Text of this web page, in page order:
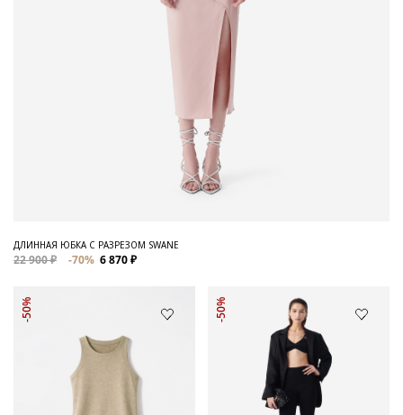
ДЛИННАЯ ЮБКА С РАЗРЕЗОМ SWANE
22 900 ₽ -70% 6 870 ₽
-50% -50%